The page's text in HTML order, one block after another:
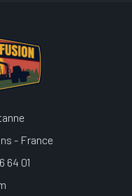
- France
64 01